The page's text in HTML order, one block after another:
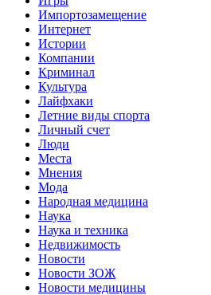
Импортозамещение
Интернет
Истории
Компании
Криминал
Культура
Лайфхаки
Летние виды спорта
Личный счет
Люди
Места
Мнения
Мода
Народная медицина
Наука
Наука и техника
Недвижимость
Новости
Новости ЗОЖ
Новости медицины